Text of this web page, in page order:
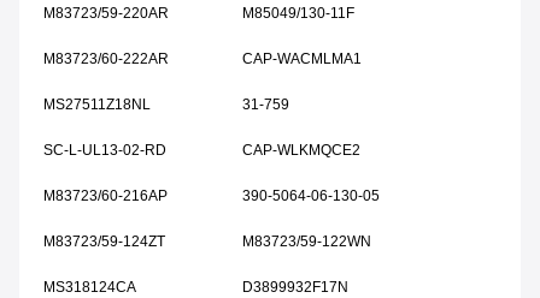
M83723/59-220AR M85049/130-11F
M83723/60-222AR CAP-WACMLMA1
MS27511Z18NL 31-759
SC-L-UL13-02-RD CAP-WLKMQCE2
M83723/60-216AP 390-5064-06-130-05
M83723/59-124ZT M83723/59-122WN
MS318124CA D3899932F17N